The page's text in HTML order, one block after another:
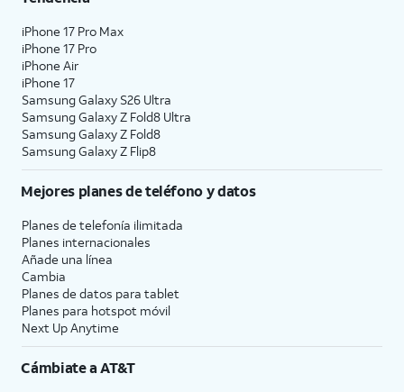
iPhone 17 Pro Max
iPhone 17 Pro
iPhone Air
iPhone 17
Samsung Galaxy S26 Ultra
Samsung Galaxy Z Fold8 Ultra
Samsung Galaxy Z Fold8
Samsung Galaxy Z Flip8
Mejores planes de teléfono y datos
Planes de telefonía ilimitada
Planes internacionales
Añade una línea
Cambia
Planes de datos para tablet
Planes para hotspot móvil
Next Up Anytime
Cámbiate aAT&T